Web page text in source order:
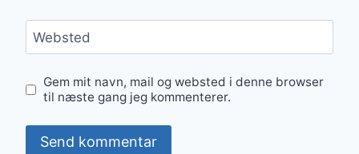
Websted
Gem mit navn, mail og websted i denne browser
til næste gang jeg kommenterer.